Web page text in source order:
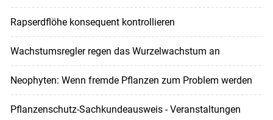
Rapserdflöhe konsequent kontrollieren
Wachstumsregler regen das Wurzelwachstum an
Neophyten: Wenn fremde Pflanzen zum Problem werden
Pflanzenschutz-Sachkundeausweis - Veranstaltungen